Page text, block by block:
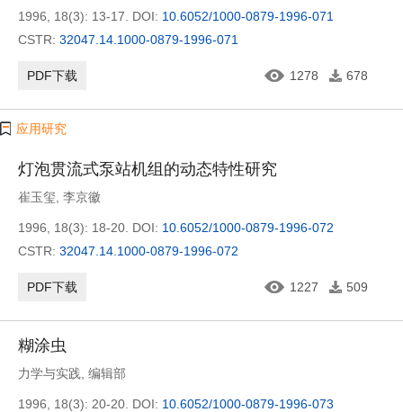
1996, 18(3): 13-17. DOI: 10.6052/1000-0879-1996-071
CSTR: 32047.14.1000-0879-1996-071
PDF下载 1278 678
应用研究
灯泡贯流式泵站机组的动态特性研究
崔玉玺 李京徽
1996, 18(3): 18-20. DOI: 10.6052/1000-0879-1996-072
CSTR: 32047.14.1000-0879-1996-072
PDF下载 1227 509
糊涂虫
力学与实践 编辑部
1996, 18(3): 20-20. DOI: 10.6052/1000-0879-1996-073